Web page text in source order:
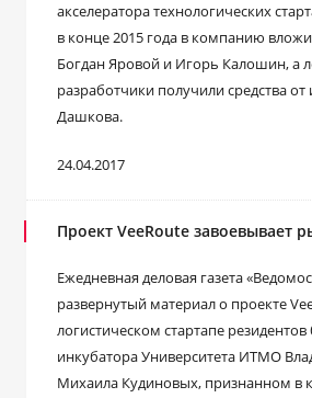
акселератора технологических
в конце 2015 года в компанию
Богдан Яровой и Игорь Калошин, а
разработчики получили средства от
Дашкова.
24.04.2017
Проект VeeRoute завоевывает
Ежедневная деловая газета
развернутый материал о проекте
логистическом стартапе резидентов
инкубатора Университета ИТМО
Михаила Кудиновых, признанном в